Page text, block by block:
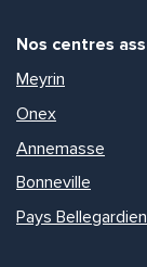
Nos centres
Meyrin
Onex
Annemasse
Bonneville
Pays Bellegardien